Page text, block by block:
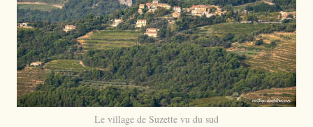
Le village de Suzette vu du sud